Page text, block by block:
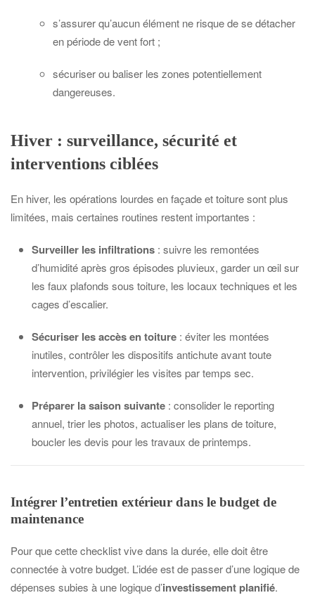
s’assurer qu’aucun élément ne risque de se détacher
en période de vent fort ;
sécuriser ou baliser les zones potentiellement
dangereuses.
Hiver : surveillance, sécurité et
interventions ciblées
En hiver, les opérations lourdes en façade et toiture sont plus
limitées, mais certaines routines restent importantes :
Surveiller les infiltrations : suivre les remontées
d’humidité après gros épisodes pluvieux, garder un œil sur
les faux plafonds sous toiture, les locaux techniques et les
cages d’escalier.
Sécuriser les accès en toiture : éviter les montées
inutiles, contrôler les dispositifs antichute avant toute
intervention, privilégier les visites par temps sec.
Préparer la saison suivante : consolider le reporting
annuel, trier les photos, actualiser les plans de toiture,
boucler les devis pour les travaux de printemps.
Intégrer l’entretien extérieur dans le budget de
maintenance
Pour que cette checklist vive dans la durée, elle doit être
connectée à votre budget. L’idée est de passer d’une logique de
dépenses subies à une logique d’investissement planifié.